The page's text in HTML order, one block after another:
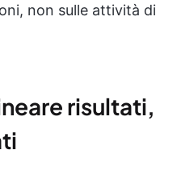
non sulle attività di
risultati,